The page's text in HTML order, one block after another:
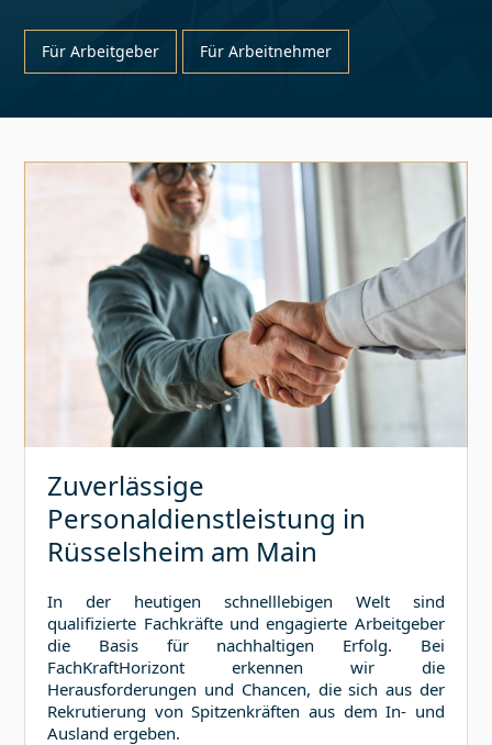
Für Arbeitgeber Für Arbeitnehmer
Zuverlässige
Personaldienstleistung in
Rüsselsheim am Main
In der heutigen schnelllebigen Welt sind
qualifizierte Fachkräfte und engagierte Arbeitgeber
die Basis für nachhaltigen Erfolg. Bei
FachKraftHorizont erkennen wir die
Herausforderungen und Chancen, die sich aus der
Rekrutierung von Spitzenkräften aus dem In- und
Ausland ergeben.